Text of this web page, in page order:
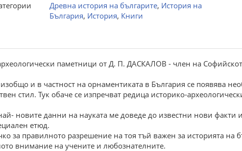
Древна история на българите, История на
България, История, Книги
паметници от Д. П. ДАСКАЛОВ - член на
и в частност на орнаментиката в България се появява
стил. Тук обаче се изпречват редица историко-
новите данни на науката ме доведе до известни нови факти
етюд.
за правилното разрешение на тоя тъй важен за историята на
внимание на учените и любознателните.